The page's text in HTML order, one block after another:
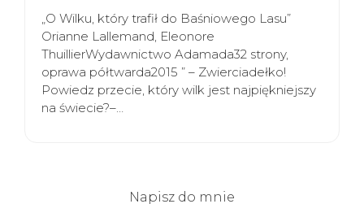
„O Wilku, który trafił do Baśniowego Lasu”
Orianne Lallemand, Eleonore
ThuillierWydawnictwo Adamada32 strony,
oprawa półtwarda2015 ” – Zwierciadełko!
Powiedz przecie, który wilk jest najpiękniejszy
na świecie?–…
Napisz do mnie